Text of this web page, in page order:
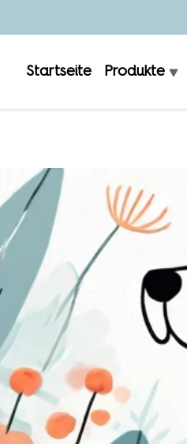
Startseite Produkte